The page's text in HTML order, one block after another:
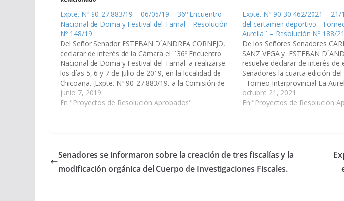
Expte. Nº 90-27.883/19 – 06/06/19 – 36º Encuentro
Nacional de Doma y Festival del Tamal – Resolución
Nº 148/19
Del Señor Senador ESTEBAN D´ANDREA CORNEJO,
declarar de interés de la Cámara el ¨36º Encuentro
Nacional de Doma y Festival del Tamal¨a realizarse
los días 5, 6 y 7 de Julio de 2019, en la localidad de
Chicoana. (Expte. Nº 90-27.883/19, a la Comisión de
Educación y Cultura) Resolución Nº 148/19…
junio 7, 2019
En "Proyectos de Resolución Aprobados"
Expte. Nº 90-30.462/2021 –
del certamen deportivo
Aurelia¨ – Resolución Nº 188/21
De los Señores Senadores
SANZ VEGA y ESTEBAN
resuelve declarar de interés de
Senadores la cuarta edición
¨Torneo Interprovincial La
de La Merced, los próximos 5,
Con la participación de
octubre 21, 2021
En "Proyectos de Resolución
Senadores se informaron sobre la creación de tres fiscalías y la
modificación orgánica del Cuerpo de Investigaciones Fiscales.